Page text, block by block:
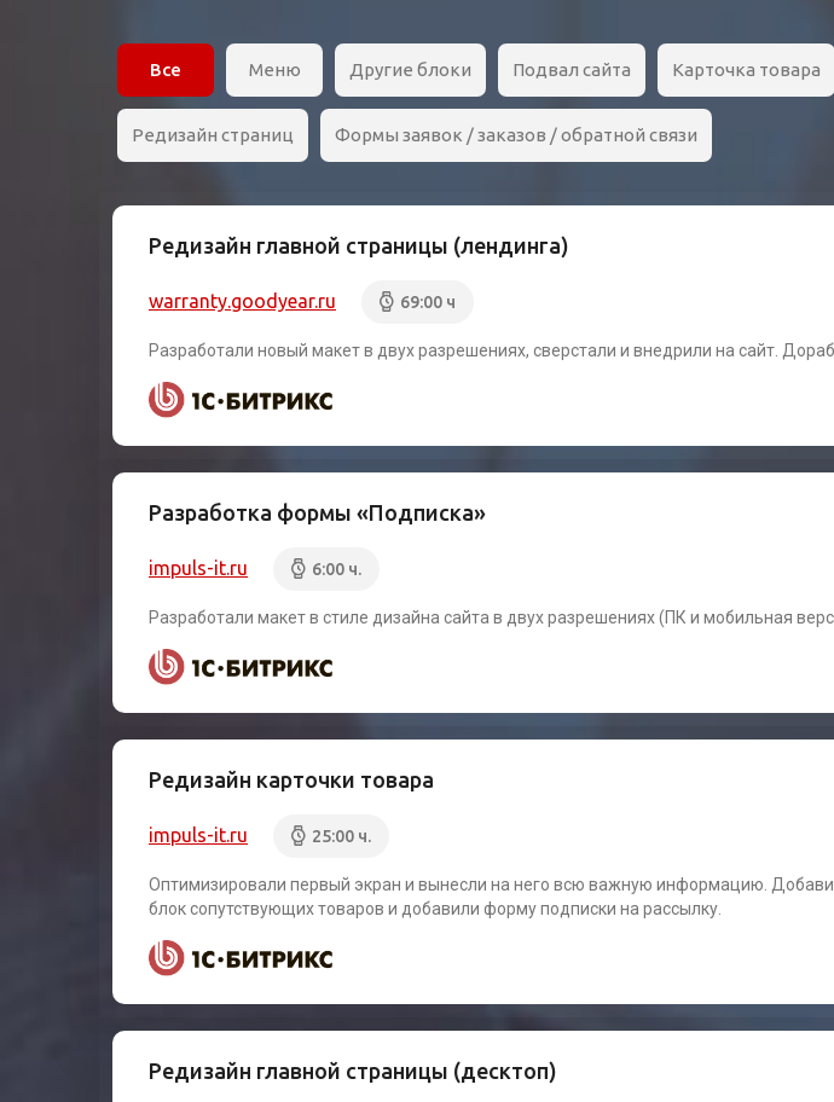
Все Меню Другие блоки Подвал сайта Карточка товара
Редизайн страниц Формы заявок / заказов / обратной связи
Редизайн главной страницы (лендинга)
warranty.goodyear.ru 69:00 ч
Разработали новый макет в двух разрешениях, сверстали и внедрили на сайт.
Разработка формы «Подписка»
impuls-it.ru 6:00 ч.
Разработали макет в стиле дизайна сайта в двух разрешениях (ПК и мобильная
Редизайн карточки товара
impuls-it.ru 25:00 ч.
Оптимизировали первый экран и вынесли на него всю важную информацию.
блок сопутствующих товаров и добавили форму подписки на рассылку.
Редизайн главной страницы (десктоп)